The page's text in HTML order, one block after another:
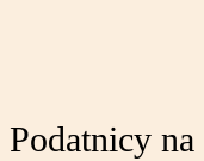
Podatnicy